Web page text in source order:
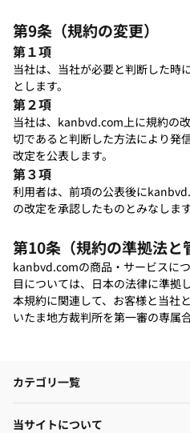
第9条（規約の変更）
第１項
当社は、当社が必要と判断した時
とします。
第２項
当社は、kanbvd.com上に規約の
切であると判断した方法により発
改定を公表します。
第３項
利用者は、前項の公表後に
の改定を承認したものとみなします
第10条（規約の準拠法と
kanbvd.comの商品・サービスに
目については、日本の法律に準拠
本規約に関連して、お客様と当社
いたま地方裁判所を第一審の専属
カテゴリ一覧
当サイトについて